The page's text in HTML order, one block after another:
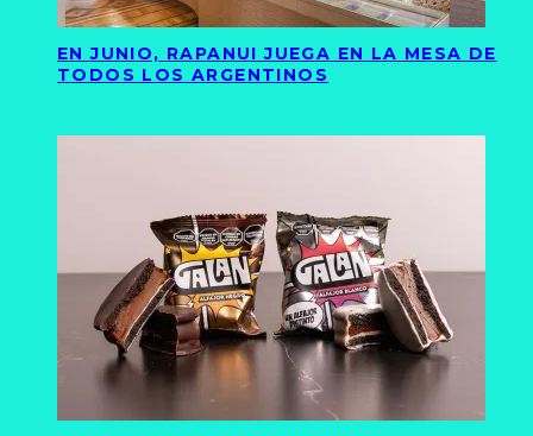
EN JUNIO, RAPANUI JUEGA EN LA MESA DE
TODOS LOS ARGENTINOS